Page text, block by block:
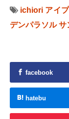
ichiori アイ
デンパラソル サ
facebook
hatebu